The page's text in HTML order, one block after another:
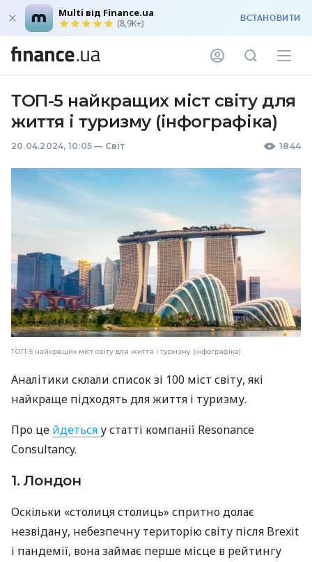
Multi від Finance.ua
(8,9K+) ВСТАНОВИТИ
ТОП-5 найкращих міст світу для
життя і туризму (інфографіка)
20.04.2024, 10:05 — Світ 1844
ТОП-5 найкращих міст світу для життя і туризму (інфографіка)
Аналітики склали список зі 100 міст світу, які
найкраще підходять для життя і туризму.
Про це йдеться у статті компанії Resonance
Consultancy.
1. Лондон
Оскільки «столиця столиць» спритно долає
незвідану, небезпечну територію світу після Brexit
і пандемії, вона займає перше місце в рейтингу